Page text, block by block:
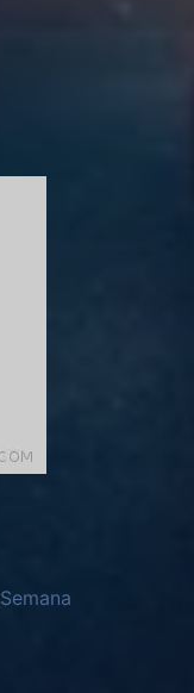
Semana